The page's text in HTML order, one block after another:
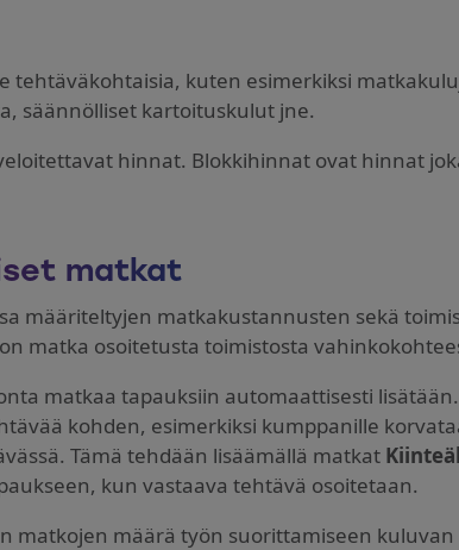
tehtäväkohtaisia, kuten esimerkiksi
säännölliset kartoituskulut jne.
hinnat. Blokkihinnat ovat hinnat
matkat
määriteltyjen matkakustannusten sekä
matka osoitetusta toimistosta
matkaa tapauksiin automaattisesti
kohden, esimerkiksi kumppanille
Tämä tehdään lisäämällä matkat
kun vastaava tehtävä osoitetaan.
matkojen määrä työn suorittamiseen kuluvan